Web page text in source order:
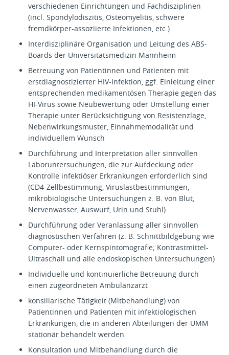
verschiedenen Einrichtungen und Fachdisziplinen
(incl. Spondylodiszitis, Osteomyelitis, schwere
fremdkörper-assoziierte Infektionen, etc.)
Interdisziplinäre Organisation und Leitung des ABS-
Boards der Universitätsmedizin Mannheim
Betreuung von Patientinnen und Patienten mit
erstdiagnostizierter HIV-Infektion, ggf. Einleitung einer
entsprechenden medikamentösen Therapie gegen das
HI-Virus sowie Neubewertung oder Umstellung einer
Therapie unter Berücksichtigung von Resistenzlage,
Nebenwirkungsmuster, Einnahmemodalität und
individuellem Wunsch
Durchführung und Interpretation aller sinnvollen
Laboruntersuchungen, die zur Aufdeckung oder
Kontrolle infektiöser Erkrankungen erforderlich sind
(CD4-Zellbestimmung, Viruslastbestimmungen,
mikrobiologische Untersuchungen z. B. von Blut,
Nervenwasser, Auswurf, Urin und Stuhl)
Durchführung oder Veranlassung aller sinnvollen
diagnostischen Verfahren (z. B. Schnittbildgebung wie
Computer- oder Kernspintomografie; Kontrastmittel-
Ultraschall und alle endoskopischen Untersuchungen)
Individuelle und kontinuierliche Betreuung durch
einen zugeordneten Ambulanzarzt
konsiliarische Tätigkeit (Mitbehandlung) von
Patientinnen und Patienten mit infektiologischen
Erkrankungen, die in anderen Abteilungen der UMM
stationär behandelt werden
Konsultation und Mitbehandlung durch die